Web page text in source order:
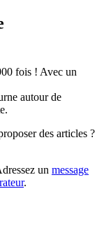
fois ! Avec un
autour de
des articles ?
un message
.